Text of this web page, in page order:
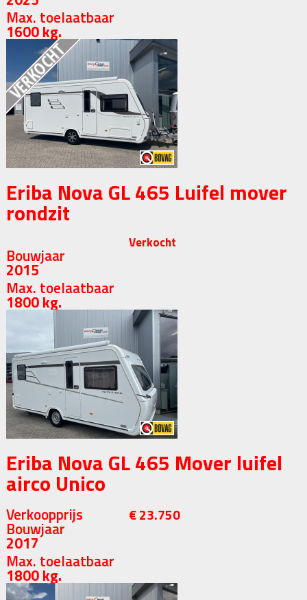
Max. toelaatbaar
1600 kg.
Eriba Nova GL 465 Luifel mover
rondzit
Verkocht
Bouwjaar
2015
Max. toelaatbaar
1800 kg.
Eriba Nova GL 465 Mover luifel
airco Unico
Verkoopprijs € 23.750
Bouwjaar
2017
Max. toelaatbaar
1800 kg.